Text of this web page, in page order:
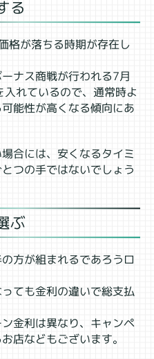
る
格が落ちる時期が存在し
ナス商戦が行われる7月
れているので、通常時よ
能性が高くなる傾向にあ
合には、安くなるタイミ
つの手ではないでしょう
ぶ
方が組まれるであろうロ
ても金利の違いで総支払
金利は異なり、キャンペ
店などもございます。